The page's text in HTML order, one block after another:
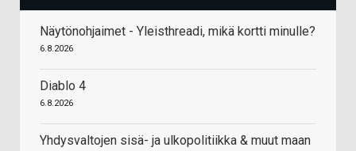
Näytönohjaimet - Yleisthreadi, mikä kortti minulle?
6.8.2026
Diablo 4
6.8.2026
Yhdysvaltojen sisä- ja ulkopolitiikka & muut maan